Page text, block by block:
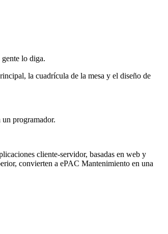
lo diga.
la cuadrícula de la mesa y el diseño de
programador.
cliente-servidor, basadas en web y
convierten a ePAC Mantenimiento en una